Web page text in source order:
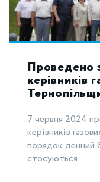
Проведено
керівників
7 червня 2024
керівників
порядок денний
стосуються...